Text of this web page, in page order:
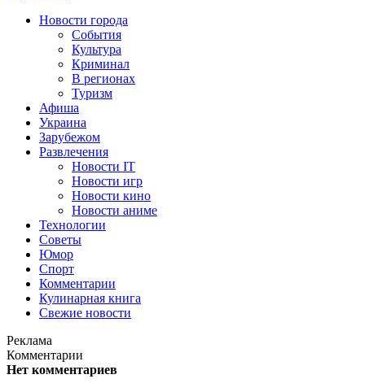
Новости города
События
Культура
Криминал
В регионах
Туризм
Афиша
Украина
Зарубежом
Развлечения
Новости IT
Новости игр
Новости кино
Новости аниме
Технологии
Советы
Юмор
Спорт
Комментарии
Кулинарная книга
Свежие новости
Реклама
Комментарии
Нет комментариев